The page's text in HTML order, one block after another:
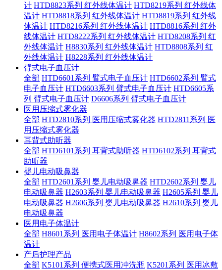
计 HTD8823系列 红外线体温计 HTD8219系列 红外线体
温计 HTD8818系列 红外线体温计 HTD8819系列 红外线
体温计 HTD8216系列 红外线体温计 HTD8816系列 红外
线体温计 HTD8222系列 红外线体温计 HTD8208系列 红
外线体温计 H8830系列 红外线体温计 HTD8808系列 红
外线体温计 H8228系列 红外线体温计
臂式电子血压计
全部 HTD6601系列 臂式电子血压计 HTD6602系列 臂式
电子血压计 HTD6603系列 臂式电子血压计 HTD6605系
列 臂式电子血压计 D6606系列 臂式电子血压计
医用压缩式雾化器
全部 HTD2810系列 医用压缩式雾化器 HTD2811系列 医
用压缩式雾化器
耳背式助听器
全部 HTD6101系列 耳背式助听器 HTD6102系列 耳背式
助听器
婴儿电动吸鼻器
全部 HTD2601系列 婴儿电动吸鼻器 HTD2602系列 婴儿
电动吸鼻器 H2603系列 婴儿电动吸鼻器 H2605系列 婴儿
电动吸鼻器 H2606系列 婴儿电动吸鼻器 H2610系列 婴儿
电动吸鼻器
医用电子体温计
全部 H8601系列 医用电子体温计 H8602系列 医用电子体
温计
产后护理产品
全部 K5101系列 便携式医用冲洗瓶 K5201系列 医用冰敷